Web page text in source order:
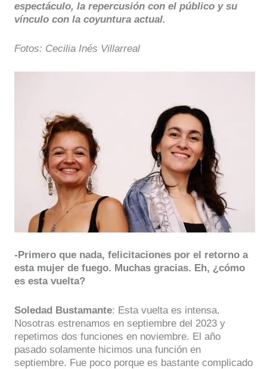
espectáculo, la repercusión con el público y su
vínculo con la coyuntura actual.
Fotos: Cecilia Inés Villarreal
-Primero que nada, felicitaciones por el retorno a
esta mujer de fuego. Muchas gracias. Eh, ¿cómo
es esta vuelta?
Soledad Bustamante: Esta vuelta es intensa.
Nosotras estrenamos en septiembre del 2023 y
repetimos dos funciones en noviembre. El año
pasado solamente hicimos una función en
septiembre. Fue poco porque es bastante complicado